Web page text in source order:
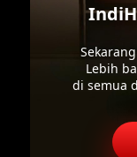
Lebih
di semua